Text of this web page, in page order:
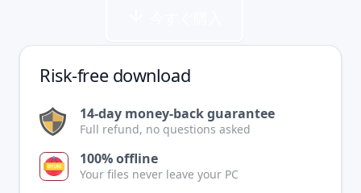
Risk-free download
14-day money-back guarantee
Full refund, no questions asked
100% offline
Your files never leave your PC